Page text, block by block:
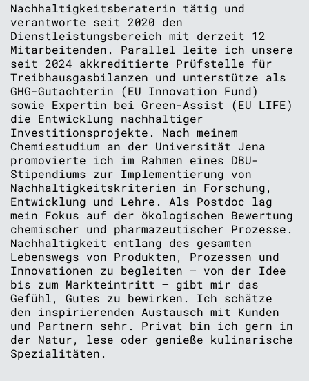
Nachhaltigkeitsberaterin tätig und
verantworte seit 2020 den
Dienstleistungsbereich mit derzeit 12
Mitarbeitenden. Parallel leite ich unsere
seit 2024 akkreditierte Prüfstelle für
Treibhausgasbilanzen und unterstütze als
GHG-Gutachterin (EU Innovation Fund)
sowie Expertin bei Green-Assist (EU LIFE)
die Entwicklung nachhaltiger
Investitionsprojekte. Nach meinem
Chemiestudium an der Universität Jena
promovierte ich im Rahmen eines DBU-
Stipendiums zur Implementierung von
Nachhaltigkeitskriterien in Forschung,
Entwicklung und Lehre. Als Postdoc lag
mein Fokus auf der ökologischen Bewertung
chemischer und pharmazeutischer Prozesse.
Nachhaltigkeit entlang des gesamten
Lebenswegs von Produkten, Prozessen und
Innovationen zu begleiten – von der Idee
bis zum Markteintritt – gibt mir das
Gefühl, Gutes zu bewirken. Ich schätze
den inspirierenden Austausch mit Kunden
und Partnern sehr. Privat bin ich gern in
der Natur, lese oder genieße kulinarische
Spezialitäten.